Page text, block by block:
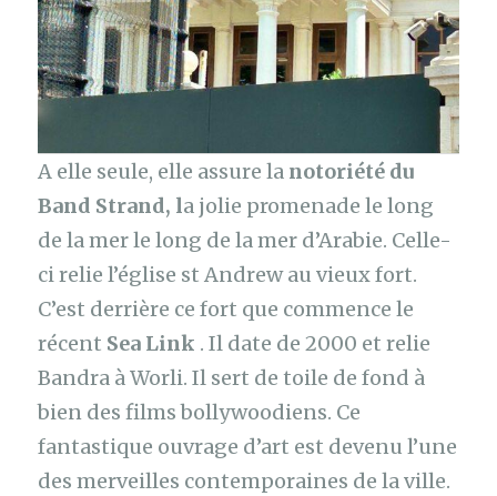
A elle seule, elle assure la notoriété du
Band Strand, la jolie promenade le long
de la mer le long de la mer d’Arabie. Celle-
ci relie l’église st Andrew au vieux fort.
C’est derrière ce fort que commence le
récent Sea Link . Il date de 2000 et relie
Bandra à Worli. Il sert de toile de fond à
bien des films bollywoodiens. Ce
fantastique ouvrage d’art est devenu l’une
des merveilles contemporaines de la ville.